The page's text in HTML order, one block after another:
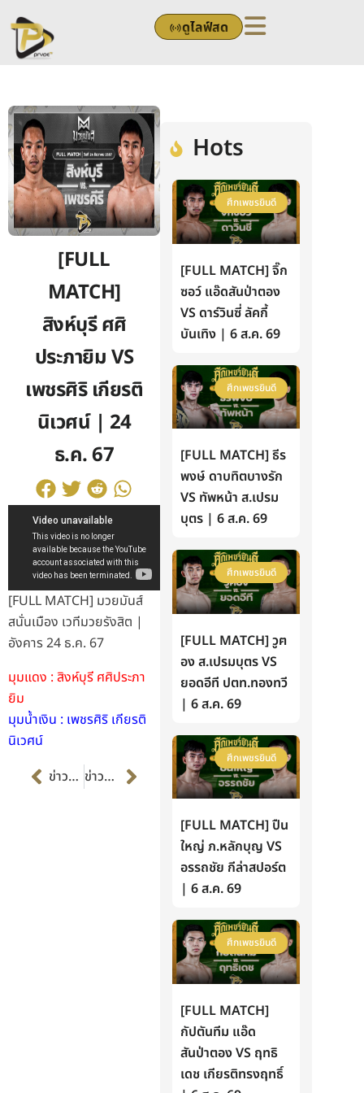
to
content
ดูไลฟ์สด
[FULL
MATCH]
สิงห์บุรี ศศิ
ประภายิม VS
เพชรศิริ เกียรติ
นิเวศน์ | 24
ธ.ค. 67
[FULL MATCH] มวยมันส์
สนั่นเมือง เวทีมวยรังสิต |
อังคาร 24 ธ.ค. 67
มุมแดง : สิงห์บุรี ศศิประภา
ยิม
มุมน้ำเงิน : เพชรศิริ เกียรติ
นิเวศน์
Prevข่าวก่อนหน้า ข่าวต่อไป Next
Hots
ศึกเพชรยินดี
[FULL MATCH] จิ๊ก
ซอว์ แอ๊ดสันป่าตอง
VS ดาร์วินซี่ ลัคกี้
บันเทิง | 6 ส.ค. 69
ศึกเพชรยินดี
[FULL MATCH] ธีร
พงษ์ ดาบทิตบางรัก
VS ทัพหน้า ส.เปรม
บุตร | 6 ส.ค. 69
ศึกเพชรยินดี
[FULL MATCH] วูฅ
อง ส.เปรมบุตร VS
ยอดอีที ปตท.ทองทวี
| 6 ส.ค. 69
ศึกเพชรยินดี
[FULL MATCH] ปืน
ใหญ่ ภ.หลักบุญ VS
อรรถชัย กีล่าสปอร์ต
| 6 ส.ค. 69
ศึกเพชรยินดี
[FULL MATCH]
กัปตันทีม แอ๊ด
สันป่าตอง VS ฤทธิ
เดช เกียรติทรงฤทธิ์